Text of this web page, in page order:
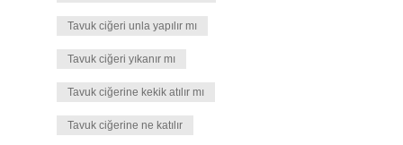
Tavuk ciğeri unla yapılır mı
Tavuk ciğeri yıkanır mı
Tavuk ciğerine kekik atılır mı
Tavuk ciğerine ne katılır